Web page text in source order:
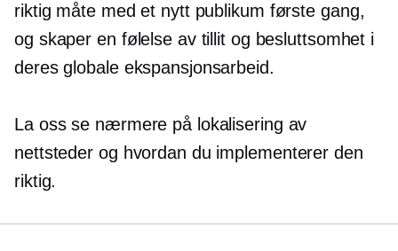
riktig måte med et nytt publikum første gang,
og skaper en følelse av tillit og besluttsomhet i
deres globale ekspansjonsarbeid.
La oss se nærmere på lokalisering av
nettsteder og hvordan du implementerer den
riktig.